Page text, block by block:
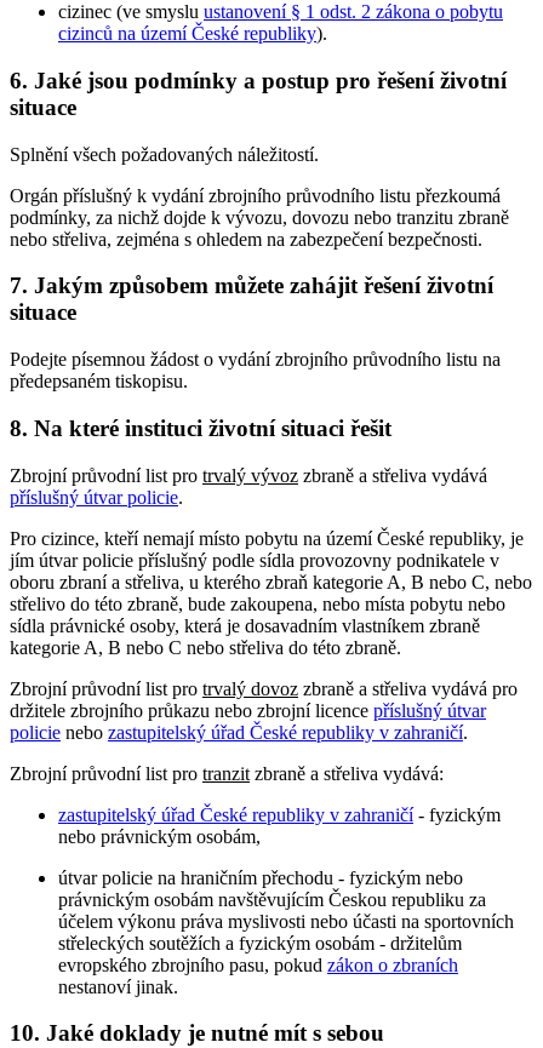
cizinec (ve smyslu ustanovení § 1 odst. 2 zákona o pobytu
cizinců na území České republiky).
6. Jaké jsou podmínky a postup pro řešení životní
situace
Splnění všech požadovaných náležitostí.
Orgán příslušný k vydání zbrojního průvodního listu přezkoumá
podmínky, za nichž dojde k vývozu, dovozu nebo tranzitu zbraně
nebo střeliva, zejména s ohledem na zabezpečení bezpečnosti.
7. Jakým způsobem můžete zahájit řešení životní
situace
Podejte písemnou žádost o vydání zbrojního průvodního listu na
předepsaném tiskopisu.
8. Na které instituci životní situaci řešit
Zbrojní průvodní list pro trvalý vývoz zbraně a střeliva vydává
příslušný útvar policie.
Pro cizince, kteří nemají místo pobytu na území České republiky, je
jím útvar policie příslušný podle sídla provozovny podnikatele v
oboru zbraní a střeliva, u kterého zbraň kategorie A, B nebo C, nebo
střelivo do této zbraně, bude zakoupena, nebo místa pobytu nebo
sídla právnické osoby, která je dosavadním vlastníkem zbraně
kategorie A, B nebo C nebo střeliva do této zbraně.
Zbrojní průvodní list pro trvalý dovoz zbraně a střeliva vydává pro
držitele zbrojního průkazu nebo zbrojní licence příslušný útvar
policie nebo zastupitelský úřad České republiky v zahraničí.
Zbrojní průvodní list pro tranzit zbraně a střeliva vydává:
zastupitelský úřad České republiky v zahraničí- fyzickým
nebo právnickým osobám,
útvar policie na hraničním přechodu - fyzickým nebo
právnickým osobám navštěvujícím Českou republiku za
účelem výkonu práva myslivosti nebo účasti na sportovních
střeleckých soutěžích a fyzickým osobám - držitelům
evropského zbrojního pasu, pokud zákon o zbraních
nestanoví jinak.
10. Jaké doklady je nutné mít s sebou